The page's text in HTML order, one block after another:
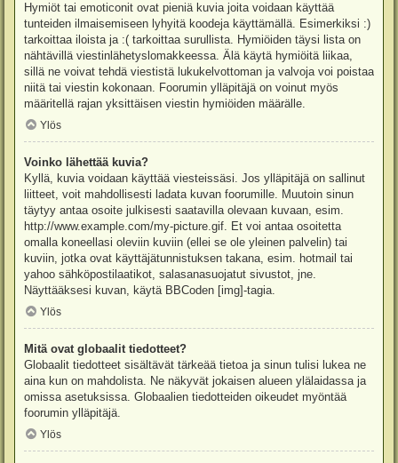
Hymiöt tai emoticonit ovat pieniä kuvia joita voidaan käyttää
tunteiden ilmaisemiseen lyhyitä koodeja käyttämällä. Esimerkiksi :)
tarkoittaa iloista ja :( tarkoittaa surullista. Hymiöiden täysi lista on
nähtävillä viestinlähetyslomakkeessa. Älä käytä hymiöitä liikaa,
sillä ne voivat tehdä viestistä lukukelvottoman ja valvoja voi poistaa
niitä tai viestin kokonaan. Foorumin ylläpitäjä on voinut myös
määritellä rajan yksittäisen viestin hymiöiden määrälle.
Ylös
Voinko lähettää kuvia?
Kyllä, kuvia voidaan käyttää viesteissäsi. Jos ylläpitäjä on sallinut
liitteet, voit mahdollisesti ladata kuvan foorumille. Muutoin sinun
täytyy antaa osoite julkisesti saatavilla olevaan kuvaan, esim.
http://www.example.com/my-picture.gif. Et voi antaa osoitetta
omalla koneellasi oleviin kuviin (ellei se ole yleinen palvelin) tai
kuviin, jotka ovat käyttäjätunnistuksen takana, esim. hotmail tai
yahoo sähköpostilaatikot, salasanasuojatut sivustot, jne.
Näyttääksesi kuvan, käytä BBCoden [img]-tagia.
Ylös
Mitä ovat globaalit tiedotteet?
Globaalit tiedotteet sisältävät tärkeää tietoa ja sinun tulisi lukea ne
aina kun on mahdolista. Ne näkyvät jokaisen alueen ylälaidassa ja
omissa asetuksissa. Globaalien tiedotteiden oikeudet myöntää
foorumin ylläpitäjä.
Ylös